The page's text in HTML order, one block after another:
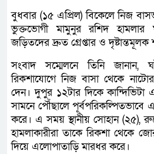
বুধবার (১৫ এপ্রিল) বিকেলে নিজ
ভুক্তভোগী মামুনুর রশিদ হামলার
জড়িতদের দ্রুত গ্রেপ্তার ও দৃষ্টান্তমূলক
সংবাদ সম্মেলনে তিনি জানান,
রিকশাযোগে নিজ বাসা থেকে
দেন। দুপুর ১২টার দিকে কান্দিভিটা
সামনে পৌঁছালে পূর্বপরিকল্পিতভাবে
করে। এ সময় স্থানীয় সোহান (২৫),
হামলাকারীরা তাকে রিকশা থেকে
দিয়ে এলোপাতাড়ি মারধর করে।